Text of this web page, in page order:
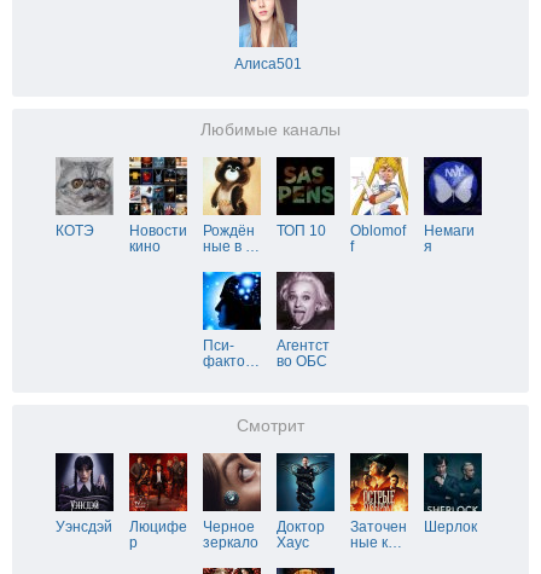
Алиса501
Любимые каналы
КОТЭ
Новости
кино
Рождён
ные в …
ТОП 10
Oblomof
f
Немаги
я
Пси-
факто…
Агентст
во ОБС
Смотрит
Уэнсдэй
Люцифе
р
Черное
зеркало
Доктор
Хаус
Заточен
ные к…
Шерлок